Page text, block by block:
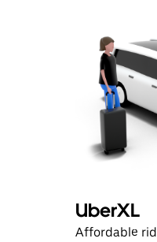
UberXL
Affordable